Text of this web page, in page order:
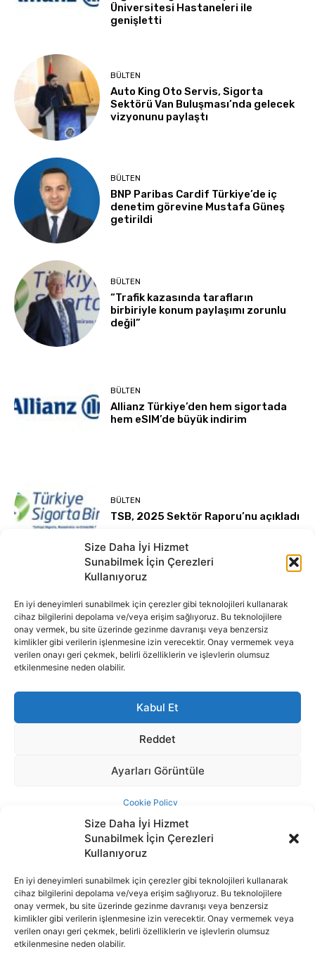
Size Daha İyi Hizmet
Sunabilmek İçin Çerezleri
Kullanıyoruz
En iyi deneyimleri sunabilmek için çerezler gibi teknolojileri kullanarak
cihaz bilgilerini depolama ve/veya erişim sağlıyoruz. Bu teknolojilere
onay vermek, bu site üzerinde gezinme davranışı veya benzersiz
kimlikler gibi verilerin işlenmesine izin verecektir. Onay vermemek veya
verilen onayı geri çekmek, belirli özelliklerin ve işlevlerin olumsuz
etkilenmesine neden olabilir.
İnternet portalımızda yer alan tüm haber metini, resim ve benzeri
içeriğin hakları Sigortamedya Yayıncılık A.Ş.'ye aittir. Hiçbir şekilde
basılı ya da elektronik bir ortamda, kaynak gösterilse bile izin
alınmadan kullanılamaz.